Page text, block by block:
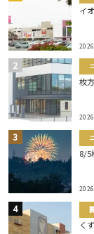
イ
枚
8/5
く